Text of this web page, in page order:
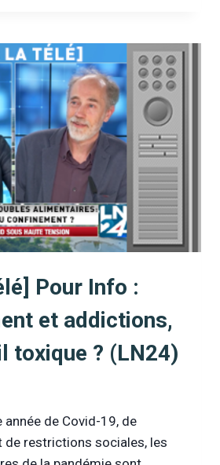
Pour Info :
et addictions,
toxique ? (LN24)
année de Covid-19, de
de restrictions sociales, les